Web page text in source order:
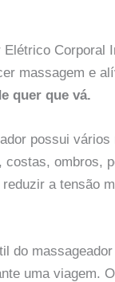
Elétrico
massagem e
quer que vá.
possui
ombros,
a tensão
do
uma viagem.